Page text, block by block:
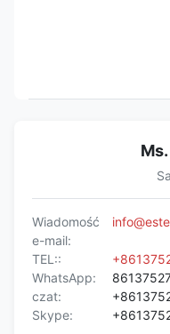
Wiadomość
e-mail:
TEL::
WhatsApp:
czat:
Skype: